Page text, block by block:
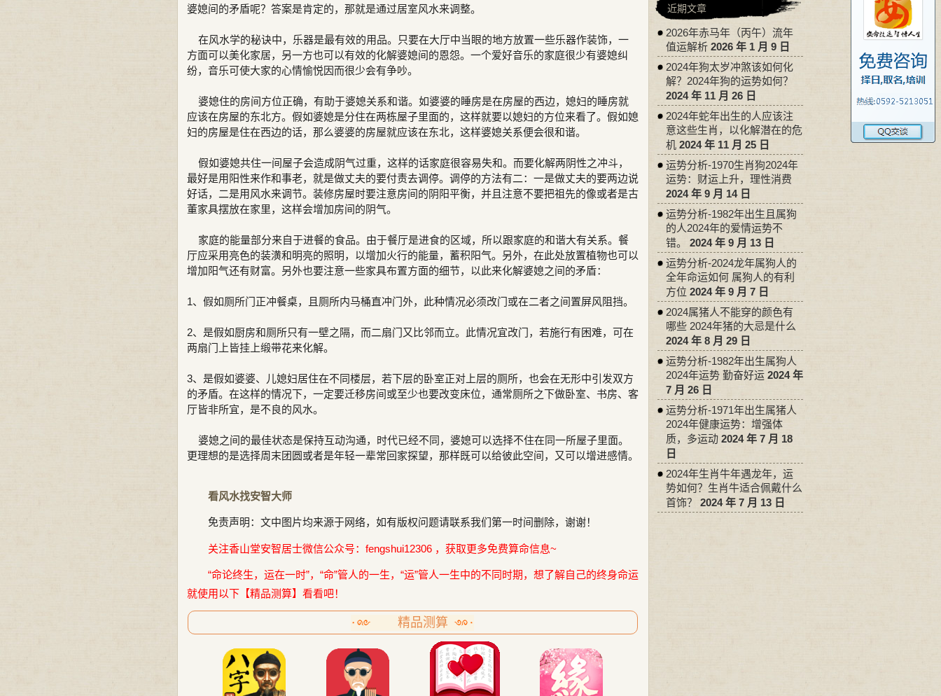
婆媳间的矛盾呢？答案是肯定的，那就是通过居室风水来调整。
在风水学的秘诀中，乐器是最有效的用品。只要在大厅中当眼的地方放置一些乐器作装饰，一
方面可以美化家居，另一方也可以有效的化解婆媳间的恩怨。一个爱好音乐的家庭很少有婆媳纠
纷，音乐可使大家的心情愉悦因而很少会有争吵。
婆媳住的房间方位正确，有助于婆媳关系和谐。如婆婆的睡房是在房屋的西边，媳妇的睡房就
应该在房屋的东北方。假如婆媳是分住在两栋屋子里面的，这样就要以媳妇的方位来看了。假如媳
妇的房屋是住在西边的话，那么婆婆的房屋就应该在东北，这样婆媳关系便会很和谐。
假如婆媳共住一间屋子会造成阴气过重，这样的话家庭很容易失和。而要化解两阴性之冲斗，
最好是用阳性来作和事老，就是做丈夫的要付责去调停。调停的方法有二：一是做丈夫的要两边说
好话，二是用风水来调节。装修房屋时要注意房间的阴阳平衡，并且注意不要把祖先的像或者是古
董家具摆放在家里，这样会增加房间的阴气。
家庭的能量部分来自于进餐的食品。由于餐厅是进食的区域，所以跟家庭的和谐大有关系。餐
厅应采用亮色的装潢和明亮的照明，以增加火行的能量，蓄积阳气。另外，在此处放置植物也可以
增加阳气还有财富。另外也要注意一些家具布置方面的细节，以此来化解婆媳之间的矛盾：
1、假如厕所门正冲餐桌，且厕所内马桶直冲门外，此种情况必须改门或在二者之间置屏风阻挡。
2、是假如厨房和厕所只有一壁之隔，而二扇门又比邻而立。此情况宜改门，若施行有困难，可在
两扇门上皆挂上缎带花来化解。
3、是假如婆婆、儿媳妇居住在不同楼层，若下层的卧室正对上层的厕所，也会在无形中引发双方
的矛盾。在这样的情况下，一定要迁移房间或至少也要改变床位，通常厕所之下做卧室、书房、客
厅皆非所宜，是不良的风水。
婆媳之间的最佳状态是保持互动沟通，时代已经不同，婆媳可以选择不住在同一所屋子里面。
更理想的是选择周末团圆或者是年轻一辈常回家探望，那样既可以给彼此空间，又可以增进感情。
看风水找安智大师
免责声明：文中图片均来源于网络，如有版权问题请联系我们第一时间删除，谢谢！
关注香山堂安智居士微信公众号：fengshui12306 ，获取更多免费算命信息~
“命论终生，运在一时”，“命”管人的一生，“运”管人一生中的不同时期，想了解自己的终身命运
就使用以下【精品测算】看看吧！
精品测算
近期文章
2026年赤马年（丙午）流年
值运解析 2026 年 1 月 9 日
2024年狗太岁冲煞该如何化
解？2024年狗的运势如何？
2024 年 11 月 26 日
2024年蛇年出生的人应该注
意这些生肖，以化解潜在的危
机 2024 年 11 月 25 日
运势分析-1970生肖狗2024年
运势：财运上升，理性消费
2024 年 9 月 14 日
运势分析-1982年出生且属狗
的人2024年的爱情运势不
错。
2024 年 9 月 13 日
运势分析-2024龙年属狗人的
全年命运如何 属狗人的有利
方位 2024 年 9 月 7 日
2024属猪人不能穿的颜色有
哪些 2024年猪的大忌是什么
2024 年 8 月 29 日
运势分析-1982年出生属狗人
2024年运势 勤奋好运 2024 年
7 月 26 日
运势分析-1971年出生属猪人
2024年健康运势：增强体
质，多运动 2024 年 7 月 18
日
2024年生肖牛年遇龙年，运
势如何？生肖牛适合佩戴什么
首饰？
2024 年 7 月 13 日